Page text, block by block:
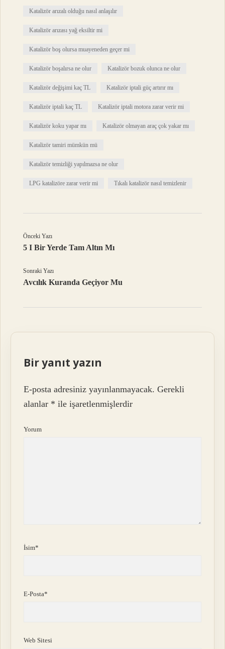
Katalizör arızalı olduğu nasıl anlaşılır
Katalizör arızası yağ eksiltir mi
Katalizör boş olursa muayeneden geçer mi
Katalizör boşalırsa ne olur Katalizör bozuk olunca ne olur
Katalizör değişimi kaç TL Katalizör iptali güç artırır mı
Katalizör iptali kaç TL Katalizör iptali motora zarar verir mi
Katalizör koku yapar mı Katalizör olmayan araç çok yakar mı
Katalizör tamiri mümkün mü
Katalizör temizliği yapılmazsa ne olur
LPG katalizöre zarar verir mi Tıkalı katalizör nasıl temizlenir
Önceki Yazı
5 I Bir Yerde Tam Altın Mı
Sonraki Yazı
Avcılık Kuranda Geçiyor Mu
Bir yanıt yazın
E-posta adresiniz yayınlanmayacak. Gerekli
alanlar * ile işaretlenmişlerdir
Yorum
İsim*
E-Posta*
Web Sitesi